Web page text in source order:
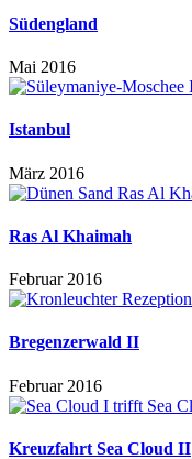
Südengland
Mai 2016
Istanbul
März 2016
Ras Al Khaimah
Februar 2016
Bregenzerwald II
Februar 2016
Kreuzfahrt Sea Cloud II